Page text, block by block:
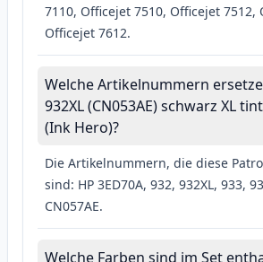
7110, Officejet 7510, Officejet 7512,
Officejet 7612.
Welche Artikelnummern
932XL (CN053AE) schwarz XL
(Ink Hero)?
Die Artikelnummern, die diese
sind: HP 3ED70A, 932, 932XL, 933,
CN057AE.
Welche Farben sind im Set